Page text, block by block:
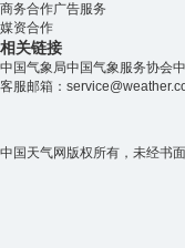
商务合作广告服务
媒资合作
相关链接
中国气象局中国气象服务协会
客服邮箱：
中国天气网版权所有，未经